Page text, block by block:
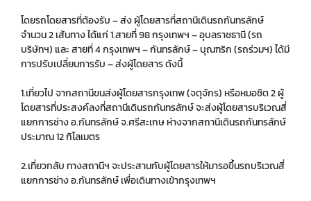
โดยรถโดยสารที่ต้องรับ – ส่ง ผู้โดยสารที่สถานีเดินรถกันทรลักษ์
จำนวน 2 เส้นทาง ได้แก่ 1.สายที่ 98 กรุงเทพฯ – อุบลราชธานี (รถ
บริษัทฯ) และ สายที่ 4 กรุงเทพฯ – กันทรลักษ์ – บุณฑริก (รถร่วมฯ) ได้มี
การปรับเปลี่ยนการรับ – ส่งผู้โดยสาร ดังนี้
1.เที่ยวไป จากสถานีขนส่งผู้โดยสารกรุงเทพ (จตุจักร) หรือหมอชิต 2 ผู้
โดยสารที่ประสงค์ลงที่สถานีเดินรถกันทรลักษ์ จะส่งผู้โดยสารบริเวณสี่
แยกการช่าง อ.กันทรลักษ์ จ.ศรีสะเกษ ห่างจากสถานีเดินรถกันทรลักษ์
ประมาณ 12 กิโลเมตร
2.เที่ยวกลับ ทางสถานีฯ จะประสานกับผู้โดยสารให้มารอขึ้นรถบริเวณสี่
แยกการช่าง อ.กันทรลักษ์ เพื่อเดินทางเข้ากรุงเทพฯ